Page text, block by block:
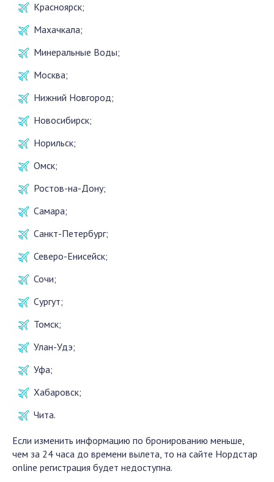
Красноярск;
Махачкала;
Минеральные Воды;
Москва;
Нижний Новгород;
Новосибирск;
Норильск;
Омск;
Ростов-на-Дону;
Самара;
Санкт-Петербург;
Северо-Енисейск;
Сочи;
Сургут;
Томск;
Улан-Удэ;
Уфа;
Хабаровск;
Чита.
Если изменить информацию по бронированию меньше,
чем за 24 часа до времени вылета, то на сайте Нордстар
online регистрация будет недоступна.